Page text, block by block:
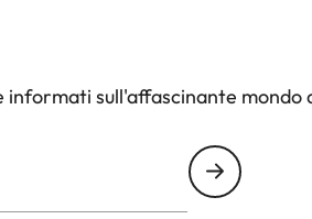
sull'affascinante mondo